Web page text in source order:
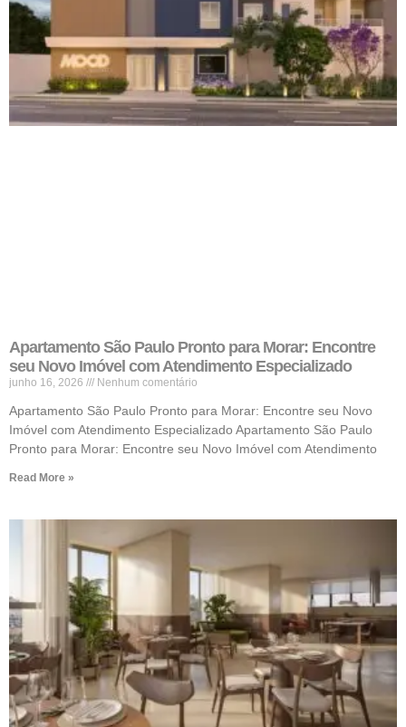
Apartamento São Paulo Pronto para Morar: Encontre
seu Novo Imóvel com Atendimento Especializado
junho 16, 2026 Nenhum comentário
Apartamento São Paulo Pronto para Morar: Encontre seu Novo
Imóvel com Atendimento Especializado Apartamento São Paulo
Pronto para Morar: Encontre seu Novo Imóvel com Atendimento
Read More »